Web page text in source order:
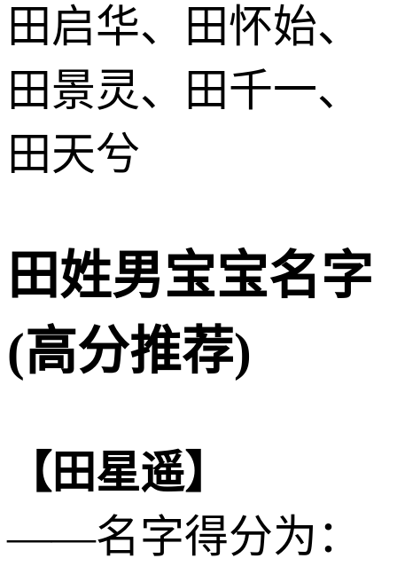
田启华、田怀始、
田景灵、田千一、
田天兮
田姓男宝宝名字
(高分推荐)
【田星遥】
——名字得分为：